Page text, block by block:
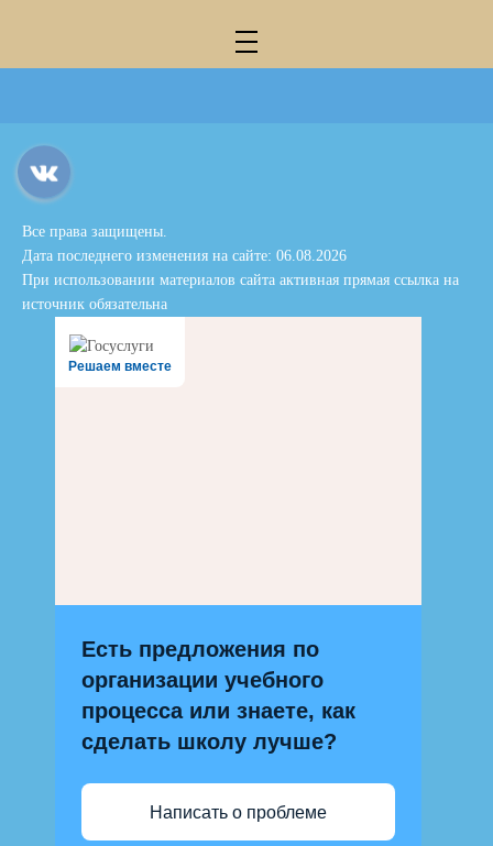
Все права защищены.
Дата последнего изменения на сайте: 06.08.2026
При использовании материалов сайта активная прямая ссылка на
источник обязательна
Решаем вместе
Есть предложения по
организации учебного
процесса или знаете, как
сделать школу лучше?
Написать о проблеме